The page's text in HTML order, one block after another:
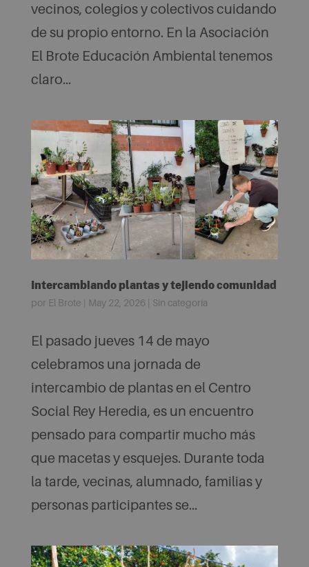
vecinos, colegios y colectivos cuidando
de su propio entorno. En la Asociación
El Brote Educación Ambiental tenemos
claro...
Intercambiando plantas y tejiendo comunidad
por El Brote May 22, 2026 Sin categoría
El pasado jueves 14 de mayo
celebramos una jornada de
intercambio de plantas en el Centro
Social Rey Heredia, es un encuentro
pensado para compartir mucho más
que macetas y esquejes. Durante toda
la tarde, vecinas, alumnado, familias y
personas participantes se...